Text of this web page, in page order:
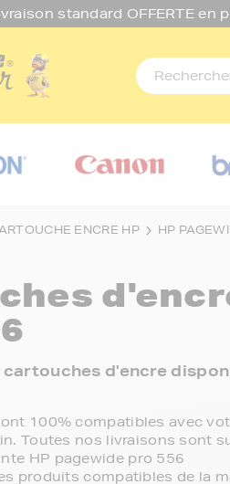
standard OFFERTE en
ENCRE HP HP
d'encre
100% compatibles avec
Toutes nos livraisons sont
HP pagewide pro 556
produits compatibles de la